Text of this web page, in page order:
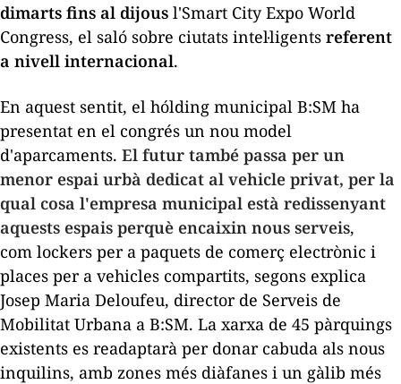
dimarts fins al dijous l'Smart City Expo World
Congress, el saló sobre ciutats intel·ligents referent
a nivell internacional.
En aquest sentit, el hólding municipal B:SM ha
presentat en el congrés un nou model
d'aparcaments. El futur també passa per un
menor espai urbà dedicat al vehicle privat, per la
qual cosa l'empresa municipal està redissenyant
aquests espais perquè encaixin nous serveis,
com lockers per a paquets de comerç electrònic i
places per a vehicles compartits, segons explica
Josep Maria Deloufeu, director de Serveis de
Mobilitat Urbana a B:SM. La xarxa de 45 pàrquings
existents es readaptarà per donar cabuda als nous
inquilins, amb zones més diàfanes i un gàlib més